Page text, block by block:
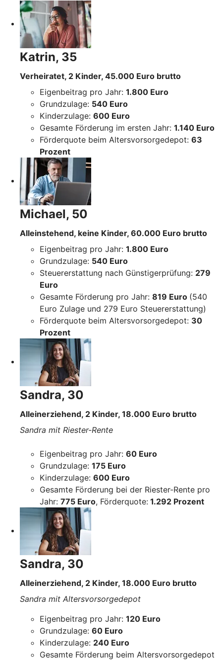
Katrin, 35
Verheiratet, 2 Kinder, 45.000 Euro brutto
Eigenbeitrag pro Jahr: 1.800 Euro
Grundzulage: 540 Euro
Kinderzulage: 600 Euro
Gesamte Förderung im ersten Jahr: 1.140 Euro
Förderquote beim Altersvorsorgedepot: 63
Prozent
Michael, 50
Alleinstehend, keine Kinder, 60.000 Euro brutto
Eigenbeitrag pro Jahr: 1.800 Euro
Grundzulage: 540 Euro
Steuererstattung nach Günstigerprüfung: 279
Euro
Gesamte Förderung pro Jahr: 819 Euro (540
Euro Zulage und 279 Euro Steuererstattung)
Förderquote beim Altersvorsorgedepot: 30
Prozent
Sandra, 30
Alleinerziehend, 2 Kinder, 18.000 Euro brutto
Sandra mit Riester-Rente
Eigenbeitrag pro Jahr: 60 Euro
Grundzulage: 175 Euro
Kinderzulage: 600 Euro
Gesamte Förderung bei der Riester-Rente pro
Jahr: 775 Euro, Förderquote: 1.292 Prozent
Sandra, 30
Alleinerziehend, 2 Kinder, 18.000 Euro brutto
Sandra mit Altersvorsorgedepot
Eigenbeitrag pro Jahr: 120 Euro
Grundzulage: 60 Euro
Kinderzulage: 240 Euro
Gesamte Förderung beim Altersvorsorgedepot